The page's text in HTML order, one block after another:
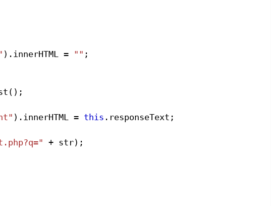
). innerHTML = "" ;
). innerHTML = this . responseText ;
+ str);